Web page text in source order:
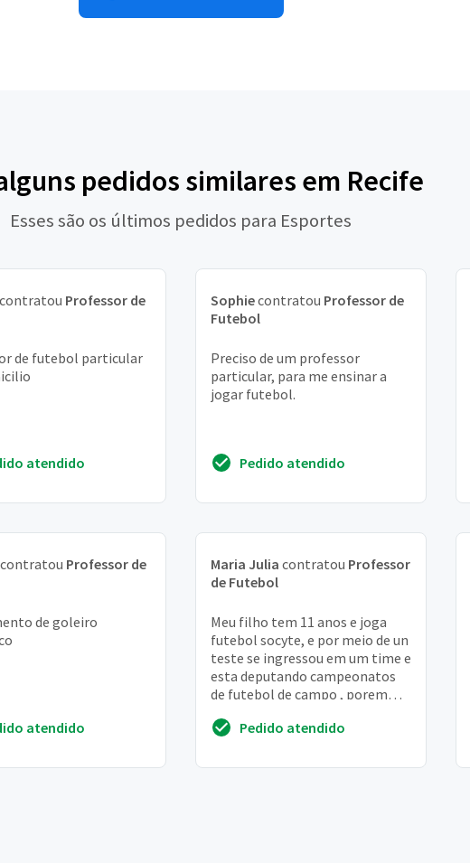
pedidos similares em Recife
Esses são os últimos pedidos para Esportes
contratou Professor de
de futebol particular
atendido
Sophiecontratou Professor de
Futebol
Preciso de um professor
particular, para me ensinar a
jogar futebol.
Pedido atendido
contratou Professor de
de goleiro
atendido
Maria Julia contratou Professor
de Futebol
Meu filho tem 11 anos e joga
futebol socyte, e por meio de un
teste se ingressou em um time e
esta deputando campeonatos
de futebol de campo , porem
condicionamento ruim ...
Pedido atendido